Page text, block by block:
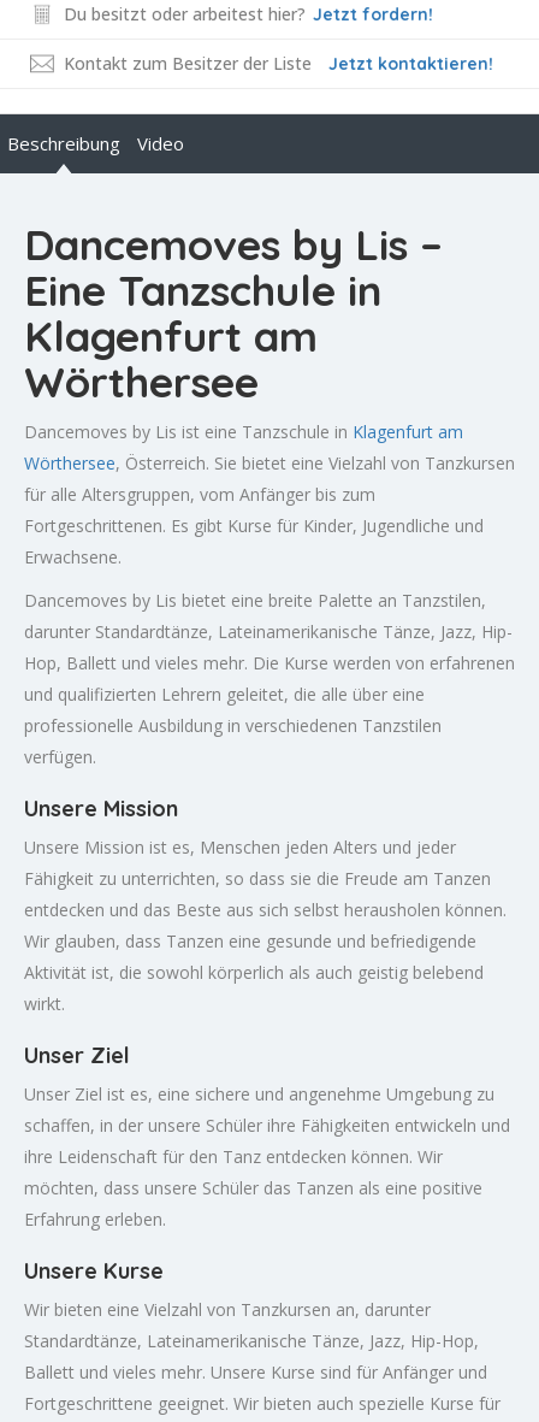
Du besitzt oder arbeitest hier? Jetzt fordern!
Kontakt zum Besitzer der Liste Jetzt kontaktieren!
Beschreibung Video
Dancemoves by Lis –
Eine Tanzschule in
Klagenfurt am
Wörthersee
Dancemoves by Lis ist eine Tanzschule in Klagenfurt am
Wörthersee, Österreich. Sie bietet eine Vielzahl von Tanzkursen
für alle Altersgruppen, vom Anfänger bis zum
Fortgeschrittenen. Es gibt Kurse für Kinder, Jugendliche und
Erwachsene.
Dancemoves by Lis bietet eine breite Palette an Tanzstilen,
darunter Standardtänze, Lateinamerikanische Tänze, Jazz, Hip-
Hop, Ballett und vieles mehr. Die Kurse werden von erfahrenen
und qualifizierten Lehrern geleitet, die alle über eine
professionelle Ausbildung in verschiedenen Tanzstilen
verfügen.
Unsere Mission
Unsere Mission ist es, Menschen jeden Alters und jeder
Fähigkeit zu unterrichten, so dass sie die Freude am Tanzen
entdecken und das Beste aus sich selbst herausholen können.
Wir glauben, dass Tanzen eine gesunde und befriedigende
Aktivität ist, die sowohl körperlich als auch geistig belebend
wirkt.
Unser Ziel
Unser Ziel ist es, eine sichere und angenehme Umgebung zu
schaffen, in der unsere Schüler ihre Fähigkeiten entwickeln und
ihre Leidenschaft für den Tanz entdecken können. Wir
möchten, dass unsere Schüler das Tanzen als eine positive
Erfahrung erleben.
Unsere Kurse
Wir bieten eine Vielzahl von Tanzkursen an, darunter
Standardtänze, Lateinamerikanische Tänze, Jazz, Hip-Hop,
Ballett und vieles mehr. Unsere Kurse sind für Anfänger und
Fortgeschrittene geeignet. Wir bieten auch spezielle Kurse für